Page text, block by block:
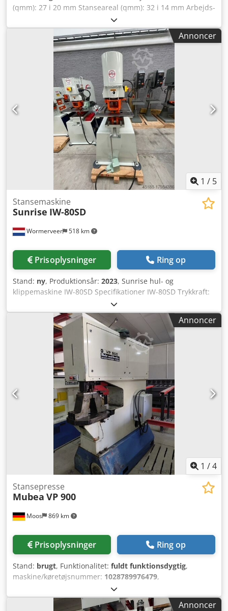
(qmm): 27 i 20 mm Stanseareal (qmm): 32 i 14 mm Arbejds­
højde: 1060 mm Armlængde: 500 mm Maskinvægt ca.:
1.500 kg Samlet effektbehov: 7,0 kW Dimensioner LxBxH:
1550 x 1200 x 1950 mm God / velholdt stand (!!) Nypris ca.
21.000 euro Særpris på forespørgsel Udstyr: -
Elektromekanisk hydraulisk hulstanse, med stor udladning
- Stor GEKA anslagsbord med flytbare anslagsystemer -
Pladeskraber med skraberplader - Trinløs slagindstilling
Dcsdpfxjxabu Te Ah Dek - Matriceholder - 1x frit bevægelig
fodkontakt - Betjeningsvejledning (PDF)
Annoncer
1 / 5
Wormerveer 518 km
Stansemaskine
Sunrise IW-80SD
Prisoplysninger Ring op
Stand: ny, Produktionsår: 2023, Sunrise hul- og
klippemaskine IW-80SD Specifikationer IW-80SD Trykkraft:
80 ton Stansekapacitet: Ø 26x22mm / Ø 50x12mm Udlæg:
510 mm Vinkeljern: 150x150x12mm 90⁰ Fladjern:
460x15mm / 300x20mm Vægt: 2550 kg Dcsdpsvf I Rcsfx Ah
Djk Flere modeller er tilgængelige fra lager.
Annoncer
1 /4
Moos 869 km
Stansepresse
Mubea VP 900
Prisoplysninger Ring op
Stand: brugt, Funktionalitet: fuldt funktionsdygtig,
maskine/køretøjsnummer: 1028789976479,
, indgangsfrekvens:
Muhr & Bender Dedpoy Tip Iefx Ah Dock pris efter aftale
Annoncer